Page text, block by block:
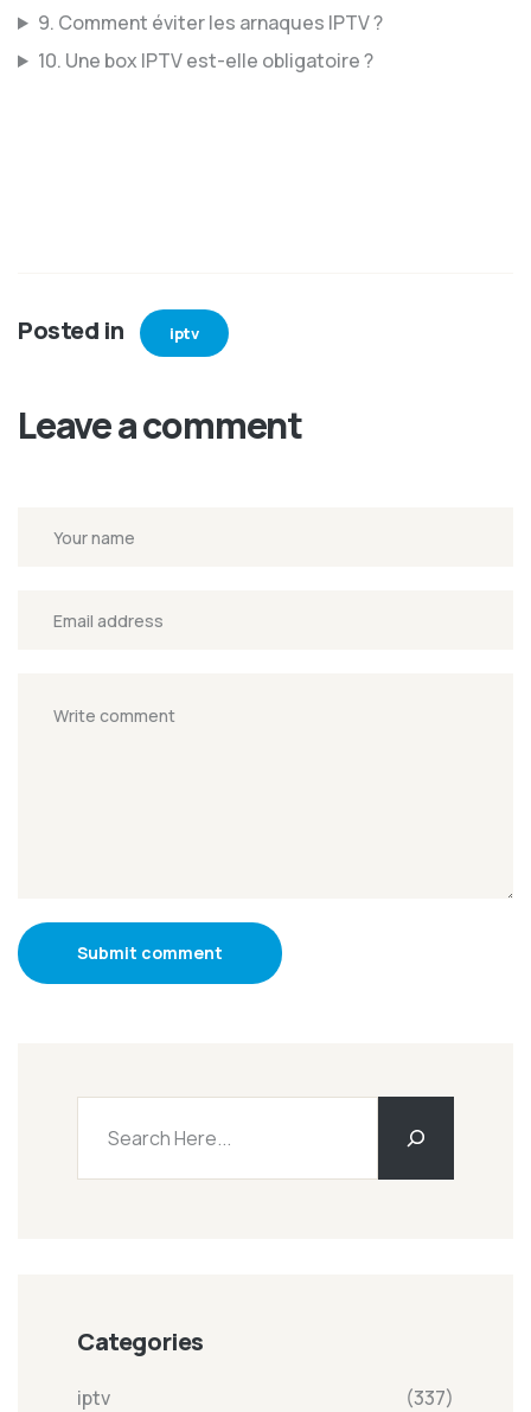
9. Comment éviter les arnaques IPTV ?
10. Une box IPTV est-elle obligatoire ?
Posted in iptv
Leave a comment
Submit comment
Categories
iptv (337)